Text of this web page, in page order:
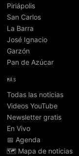
Piriápolis
San Carlos
La Barra
José Ignacio
Garzón
Pan de Azúcar
MÁS
Todas las noticias
Videos YouTube
Newsletter gratis
En Vivo
📅 Agenda
🗺️ Mapa de noticias